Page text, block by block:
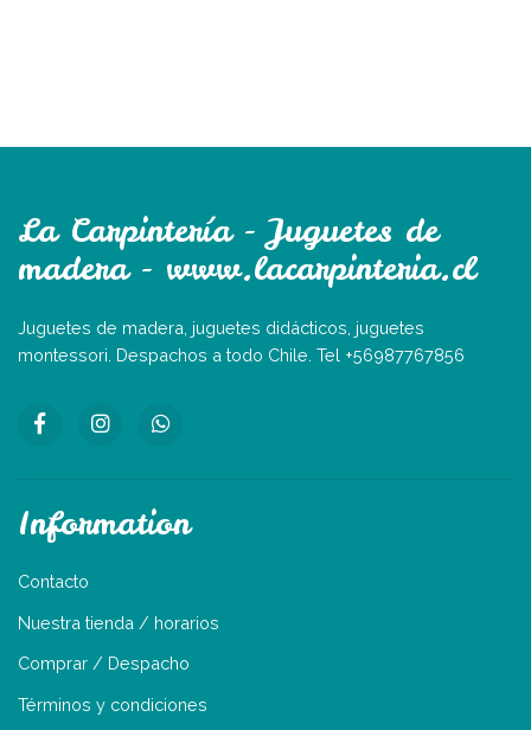
La Carpintería - Juguetes de
madera - www.lacarpinteria.cl
Juguetes de madera, juguetes didácticos, juguetes
montessori. Despachos a todo Chile. Tel +56987767856
Information
Contacto
Nuestra tienda / horarios
Comprar / Despacho
Términos y condiciones